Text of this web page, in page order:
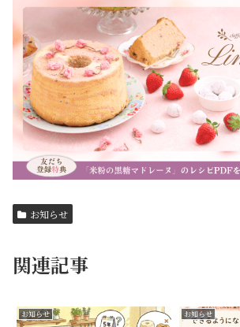
お知らせ
関連記事
お知らせ お知らせ